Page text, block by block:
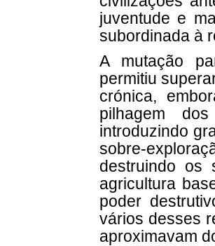
juventude e
subordinada à
A mutação
permitiu
crónica,
pilhagem
introduzindo
sobre-
destruindo os
agricultura
poder
vários desses
aproximavam